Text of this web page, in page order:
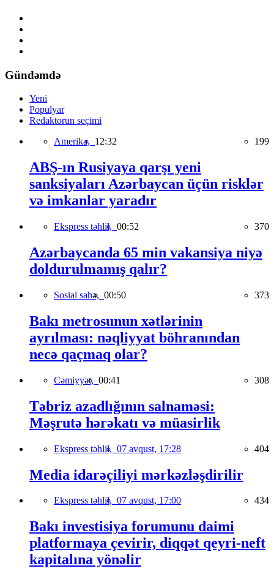
Gündəmdə
Yeni
Populyar
Redaktorun seçimi
Amerika, 12:32 199
ABŞ-ın Rusiyaya qarşı yeni
sanksiyaları Azərbaycan üçün risklər
və imkanlar yaradır
Ekspress təhlil, 00:52 370
Azərbaycanda 65 min vakansiya niyə
doldurulmamış qalır?
Sosial sahə, 00:50 373
Bakı metrosunun xətlərinin
ayrılması: nəqliyyat böhranından
necə qaçmaq olar?
Cəmiyyət, 00:41 308
Təbriz azadlığının salnaməsi:
Məşrutə hərəkatı və müasirlik
Ekspress təhlil, 07 avqust, 17:28 404
Media idarəçiliyi mərkəzləşdirilir
Ekspress təhlil, 07 avqust, 17:00 434
Bakı investisiya forumunu daimi
platformaya çevirir, diqqət qeyri-neft
kapitalına yönəlir